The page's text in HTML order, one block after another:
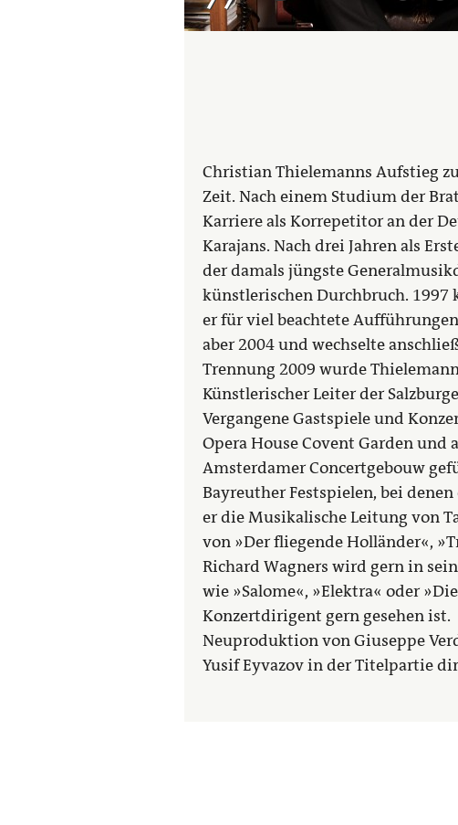
Christian Thielemanns Aufstieg
Zeit. Nach einem Studium der
Karriere als Korrepetitor an der
Karajans. Nach drei Jahren als
der damals jüngste
künstlerischen Durchbruch. 1997
er für viel beachtete
aber 2004 und wechselte
Trennung 2009 wurde
Künstlerischer Leiter der
Vergangene Gastspiele und
Opera House Covent Garden
Amsterdamer Concertgebouw
Bayreuther Festspielen, bei
er die Musikalische Leitung von
von »Der fliegende Holländer«,
Richard Wagners wird gern in
wie »Salome«, »Elektra« oder
Konzertdirigent gern gesehen ist.
Neuproduktion von Giuseppe
Yusif Eyvazov in der Titelpartie